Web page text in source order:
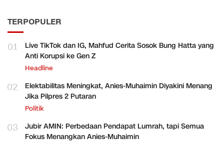
TERPOPULER
01
Live TikTok dan IG, Mahfud Cerita Sosok Bung Hatta yang
Anti Korupsi ke Gen Z
Headline
02
Elektabilitas Meningkat, Anies-Muhaimin Diyakini Menang
Jika Pilpres 2 Putaran
Politik
03
Jubir AMIN: Perbedaan Pendapat Lumrah, tapi Semua
Fokus Menangkan Anies-Muhaimin